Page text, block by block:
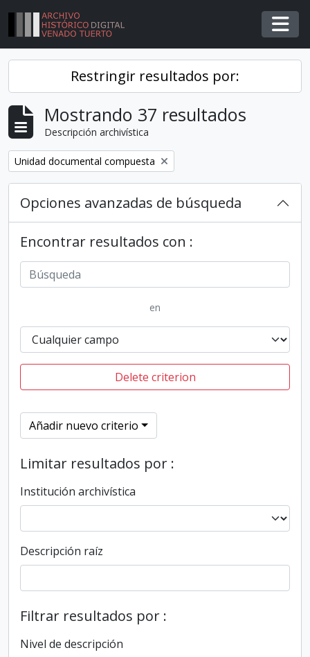
Skip to main content
Restringir resultados por:
Mostrando 37 resultados
Descripción archivística
Remover filtro
Unidad documental compuesta
Opciones avanzadas de búsqueda
Encontrar resultados con :
en
Delete criterion
Añadir nuevo criterio
Limitar resultados por :
Institución archivística
Descripción raíz
Filtrar resultados por :
Nivel de descripción